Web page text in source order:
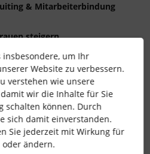
& Mitarbeiterbindung
steigern
fördern
Herausforderungen/
in Eurem Arbeitsalltag
bereits passende Strategien
insbesondere, um Ihr
Website zu verbessern.
verstehen wie unsere
wir die Inhalte für Sie
schalten können. Durch
sich damit einverstanden.
Sie jederzeit mit Wirkung für
ändern.